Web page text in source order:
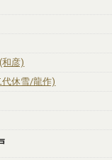
和彦)
代休雪/龍作)